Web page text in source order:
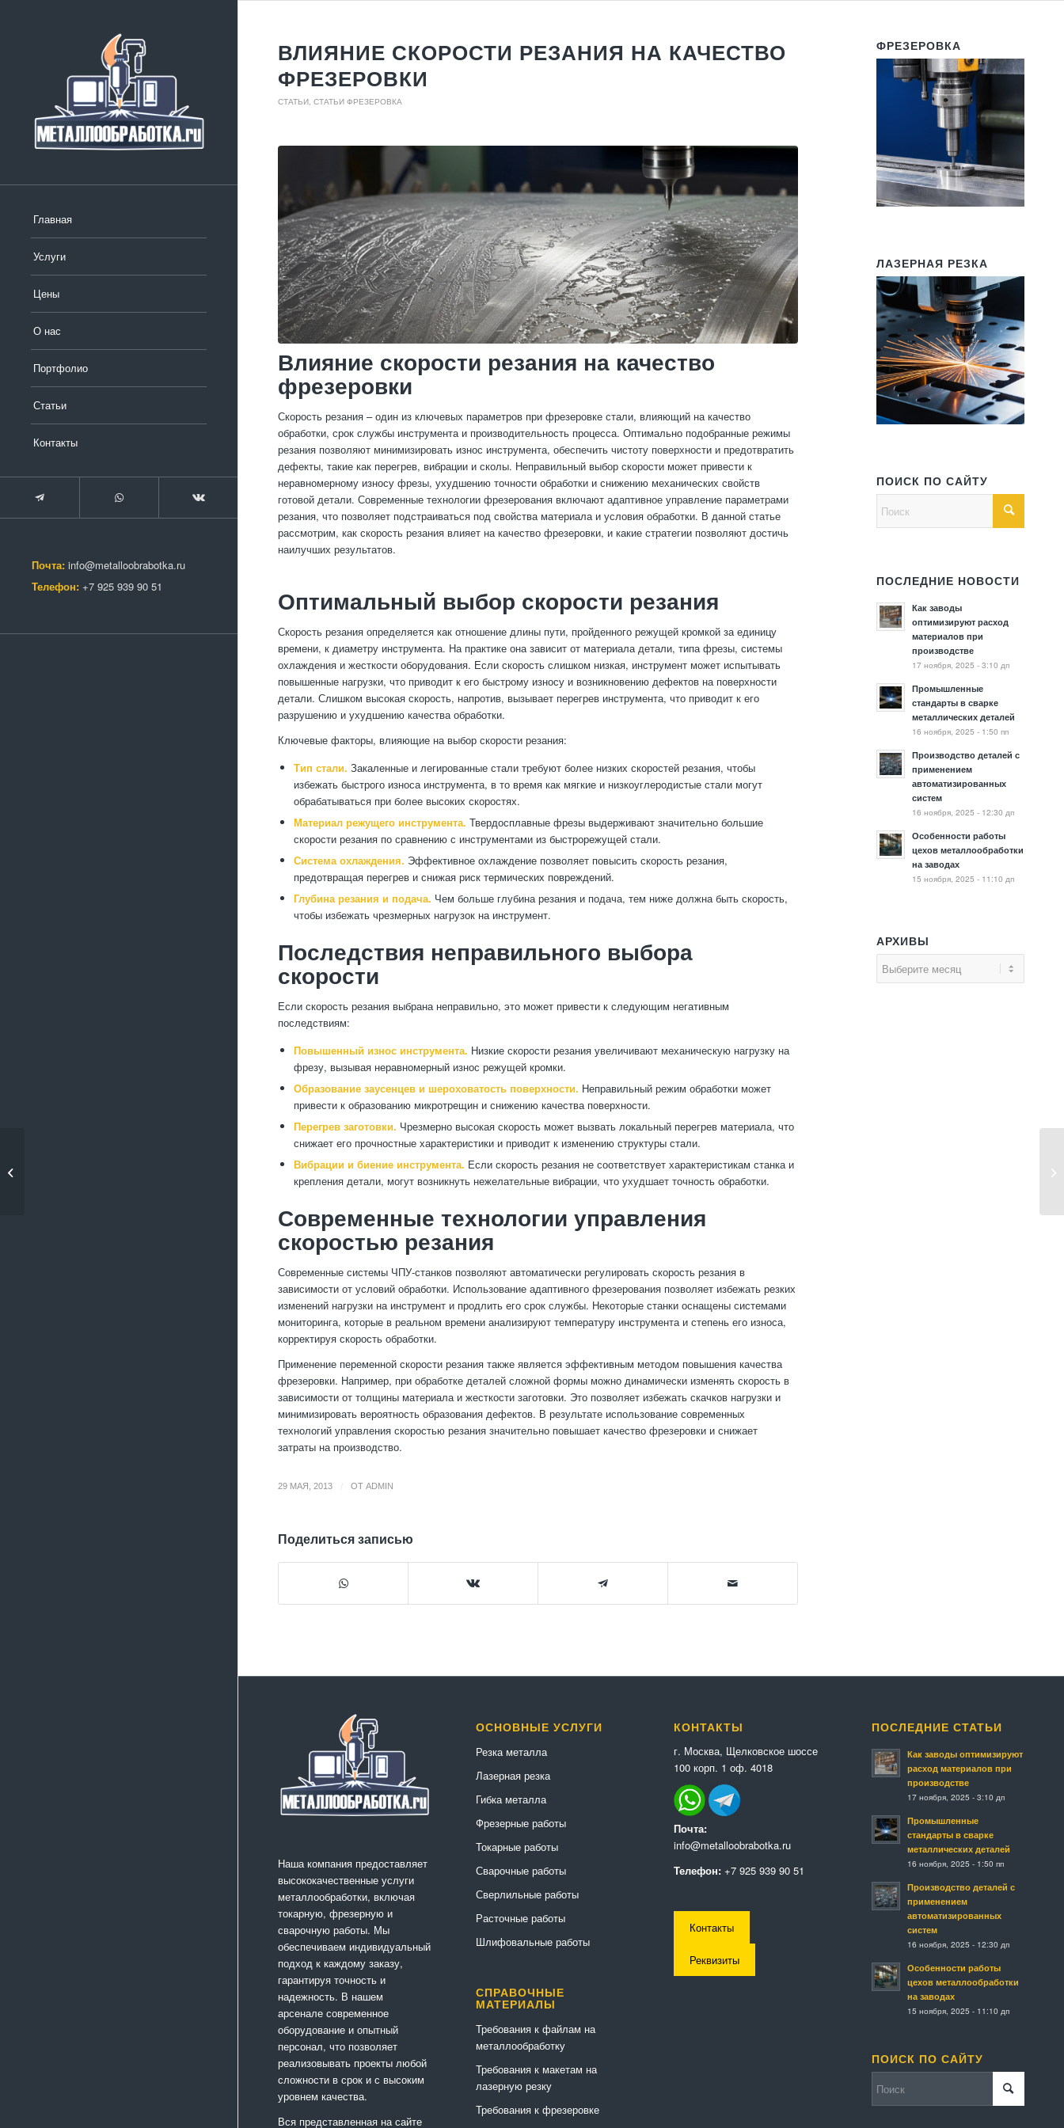
Главная
Услуги
Цены
О нас
Портфолио
Статьи
Контакты
Почта: info@metalloobrabotka.ru
Телефон: +7 925 939 90 51
ВЛИЯНИЕ СКОРОСТИ РЕЗАНИЯ НА КАЧЕСТВО
ФРЕЗЕРОВКИ
СТАТЬИ СТАТЬИ ФРЕЗЕРОВКА
Влияние скорости резания на качество
фрезеровки
Скорость резания – один из ключевых параметров при фрезеровке стали, влияющий на качество
обработки, срок службы инструмента и производительность процесса. Оптимально подобранные режимы
резания позволяют минимизировать износ инструмента, обеспечить чистоту поверхности и предотвратить
дефекты, такие как перегрев, вибрации и сколы. Неправильный выбор скорости может привести к
неравномерному износу фрезы, ухудшению точности обработки и снижению механических свойств
готовой детали. Современные технологии фрезерования включают адаптивное управление параметрами
резания, что позволяет подстраиваться под свойства материала и условия обработки. В данной статье
рассмотрим, как скорость резания влияет на качество фрезеровки, и какие стратегии позволяют достичь
наилучших результатов.
Оптимальный выбор скорости резания
Скорость резания определяется как отношение длины пути, пройденного режущей кромкой за единицу
времени, к диаметру инструмента. На практике она зависит от материала детали, типа фрезы, системы
охлаждения и жесткости оборудования. Если скорость слишком низкая, инструмент может испытывать
повышенные нагрузки, что приводит к его быстрому износу и возникновению дефектов на поверхности
детали. Слишком высокая скорость, напротив, вызывает перегрев инструмента, что приводит к его
разрушению и ухудшению качества обработки.
Ключевые факторы, влияющие на выбор скорости резания:
Тип стали. Закаленные и легированные стали требуют более низких скоростей резания, чтобы
избежать быстрого износа инструмента, в то время как мягкие и низкоуглеродистые стали могут
обрабатываться при более высоких скоростях.
Материал режущего инструмента. Твердосплавные фрезы выдерживают значительно большие
скорости резания по сравнению с инструментами из быстрорежущей стали.
Система охлаждения. Эффективное охлаждение позволяет повысить скорость резания,
предотвращая перегрев и снижая риск термических повреждений.
Глубина резания и подача. Чем больше глубина резания и подача, тем ниже должна быть скорость,
чтобы избежать чрезмерных нагрузок на инструмент.
Последствия неправильного выбора
скорости
Если скорость резания выбрана неправильно, это может привести к следующим негативным
последствиям:
Повышенный износ инструмента. Низкие скорости резания увеличивают механическую нагрузку на
фрезу, вызывая неравномерный износ режущей кромки.
Образование заусенцев и шероховатость поверхности. Неправильный режим обработки может
привести к образованию микротрещин и снижению качества поверхности.
Перегрев заготовки. Чрезмерно высокая скорость может вызвать локальный перегрев материала, что
снижает его прочностные характеристики и приводит к изменению структуры стали.
Вибрации и биение инструмента. Если скорость резания не соответствует характеристикам станка и
крепления детали, могут возникнуть нежелательные вибрации, что ухудшает точность обработки.
Современные технологии управления
скоростью резания
Современные системы ЧПУ-станков позволяют автоматически регулировать скорость резания в
зависимости от условий обработки. Использование адаптивного фрезерования позволяет избежать резких
изменений нагрузки на инструмент и продлить его срок службы. Некоторые станки оснащены системами
мониторинга, которые в реальном времени анализируют температуру инструмента и степень его износа,
корректируя скорость обработки.
Применение переменной скорости резания также является эффективным методом повышения качества
фрезеровки. Например, при обработке деталей сложной формы можно динамически изменять скорость в
зависимости от толщины материала и жесткости заготовки. Это позволяет избежать скачков нагрузки и
минимизировать вероятность образования дефектов. В результате использование современных
технологий управления скоростью резания значительно повышает качество фрезеровки и снижает
затраты на производство.
29 МАЯ, 2013 ОТ ADMIN
Поделиться записью
ФРЕЗЕРОВКА
ЛАЗЕРНАЯ РЕЗКА
ПОИСК ПО САЙТУ
ПОСЛЕДНИЕ НОВОСТИ
Как заводы
оптимизируют расход
материалов при
производстве
17 ноября, 2025 - 3:10 дп
Промышленные
стандарты в сварке
металлических деталей
16 ноября, 2025 - 1:50 пп
Производство деталей с
применением
автоматизированных
систем
16 ноября, 2025 - 12:30 дп
Особенности работы
цехов металлообработки
на заводах
15 ноября, 2025 - 11:10 дп
АРХИВЫ
Наша компания предоставляет
высококачественные услуги
металлообработки, включая
токарную, фрезерную и
сварочную работы. Мы
обеспечиваем индивидуальный
подход к каждому заказу,
гарантируя точность и
надежность. В нашем
арсенале современное
оборудование и опытный
персонал, что позволяет
реализовывать проекты любой
сложности в срок и с высоким
уровнем качества.
Вся представленная на сайте
ОСНОВНЫЕ УСЛУГИ
Резка металла
Лазерная резка
Гибка металла
Фрезерные работы
Токарные работы
Сварочные работы
Сверлильные работы
Расточные работы
Шлифовальные работы
СПРАВОЧНЫЕ
МАТЕРИАЛЫ
Требования к файлам на
металлообработку
Требования к макетам на
лазерную резку
Требования к фрезеровке
КОНТАКТЫ
г. Москва, Щелковское шоссе
100 корп. 1 оф. 4018
Почта:
info@metalloobrabotka.ru
Телефон: +7 925 939 90 51
Контакты
Реквизиты
ПОСЛЕДНИЕ СТАТЬИ
Как заводы оптимизируют
расход материалов при
производстве
17 ноября, 2025 - 3:10 дп
Промышленные
стандарты в сварке
металлических деталей
16 ноября, 2025 - 1:50 пп
Производство деталей с
применением
автоматизированных
систем
16 ноября, 2025 - 12:30 дп
Особенности работы
цехов металлообработки
на заводах
15 ноября, 2025 - 11:10 дп
ПОИСК ПО САЙТУ